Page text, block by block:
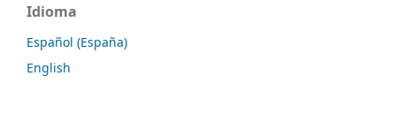
Idioma
Español (España)
English